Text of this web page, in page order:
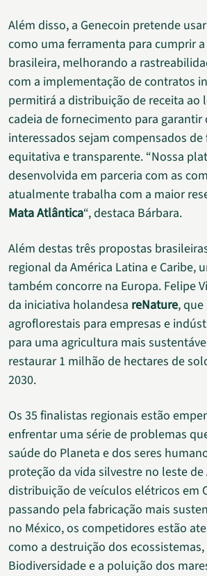
Além disso, a Genecoin pretende
como uma ferramenta para cumprir
brasileira, melhorando a
com a implementação de contratos
permitirá a distribuição de receita ao
cadeia de fornecimento para garantir
interessados sejam compensados
equitativa e transparente. “Nossa
desenvolvida em parceria com as
atualmente trabalha com a maior
Mata Atlântica“, destaca Bárbara.
Além destas três propostas
regional da América Latina e Caribe,
também concorre na Europa. Felipe
da iniciativa holandesa reNature,
agroflorestais para empresas e
para uma agricultura mais
restaurar 1 milhão de hectares de
2030.
Os 35 finalistas regionais estão
enfrentar uma série de problemas
saúde do Planeta e dos seres
proteção da vida silvestre no leste de
distribuição de veículos elétricos em
passando pela fabricação mais
no México, os competidores estão
como a destruição dos
Biodiversidade e a poluição dos